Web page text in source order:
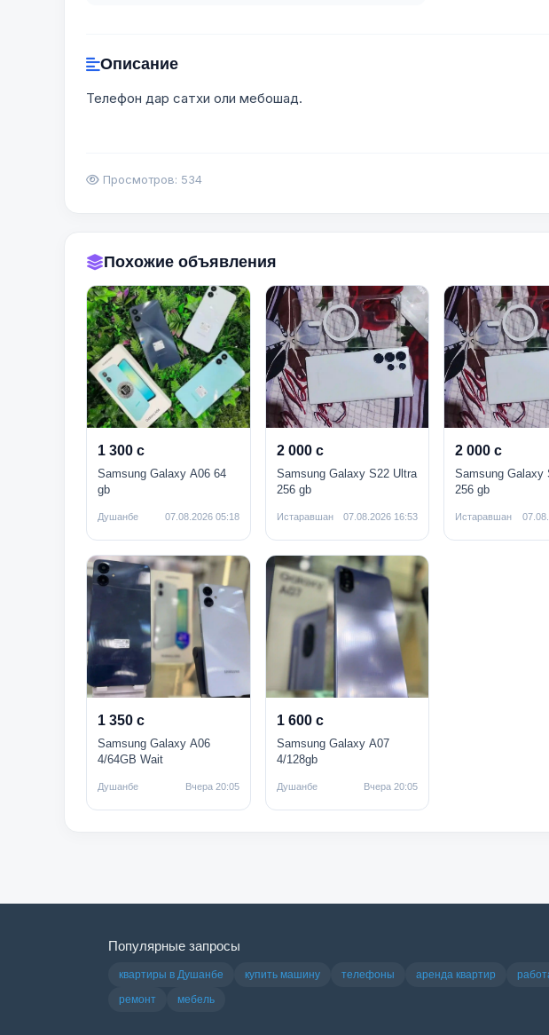
Описание
Телефон дар сатхи оли мебошад.
Просмотров: 534
Похожие объявления
1 300 с
Samsung Galaxy A06 64
gb
Душанбе 07.08.2026 05:18
2 000 с
Samsung Galaxy S22 Ultra
256 gb
Истаравшан 07.08.2026 16:53
2 000 с
Samsung Galaxy
256 gb
Истаравшан
1 350 с
Samsung Galaxy A06
4/64GB Wait
Душанбе Вчера 20:05
1 600 с
Samsung Galaxy A07
4/128gb
Душанбе Вчера 20:05
Популярные запросы
квартиры в Душанбе купить машину телефоны аренда квартир
ремонт
мебель